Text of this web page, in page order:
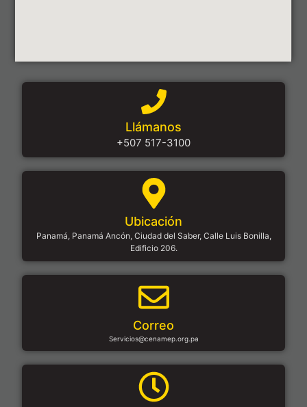
Llámanos
+507 517-3100
Ubicación
Panamá, Panamá Ancón, Ciudad del Saber, Calle Luis Bonilla,
Edificio 206.
Correo
Servicios@cenamep.org.pa